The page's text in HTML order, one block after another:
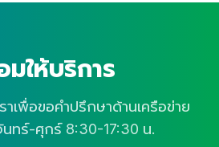
ให้บริการ
เพื่อขอคำปรึกษาด้านเครือข่าย
นทร์-ศุกร์ 8:30-17:30 น.